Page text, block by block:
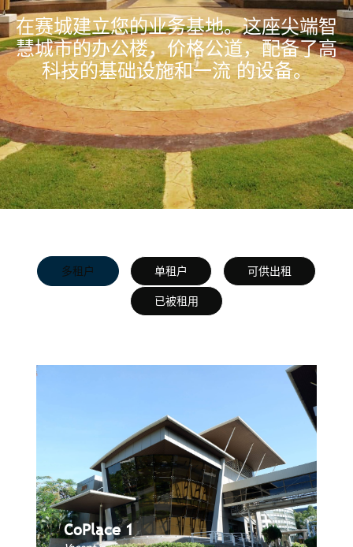
在赛城建立您的业务基地。这座尖端智
慧城市的办公楼，价格公道，配备了高
科技的基础设施和一流 的设备。
多租户 单租户 可供出租
已被租用
CoPlace 1 CoPlace 1